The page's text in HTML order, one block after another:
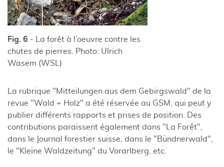
Fig. 6 - La forêt à l’oeuvre contre les
chutes de pierres. Photo: Ulrich
Wasem (WSL)
La rubrique "Mitteilungen aus dem Gebirgswald" de la
revue "Wald + Holz" a été réservée au GSM, qui peut y
publier différents rapports et prises de position. Des
contributions paraissent également dans "La Forêt",
dans le Journal forestier suisse, dans le "Bündnerwald",
le "Kleine Waldzeitung" du Vorarlberg, etc.